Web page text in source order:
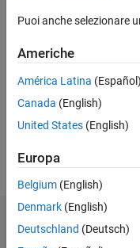
dal 2024
Followers:
Follow
Dashboard
Puoi anche selezionare
Americhe
América Latina (Español)
Canada (English)
United States (English)
Europa
Belgium (English)
Denmark (English)
Deutschland (Deutsch)